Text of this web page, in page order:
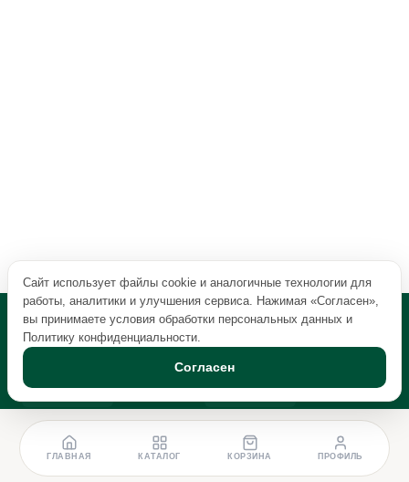
ГЛАВНАЯ КАТАЛОГ КОРЗИНА ПРОФИЛЬ
Сайт использует файлы cookie и аналогичные технологии для
работы, аналитики и улучшения сервиса. Нажимая «Согласен»,
вы принимаете условия обработки персональных данных и
Политику конфиденциальности.
Согласен